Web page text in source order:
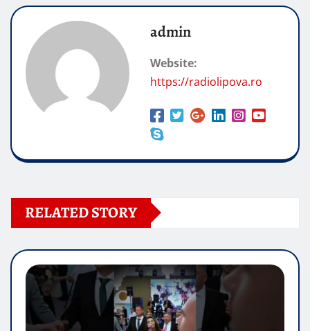
admin
Website:
https://radiolipova.ro
RELATED STORY